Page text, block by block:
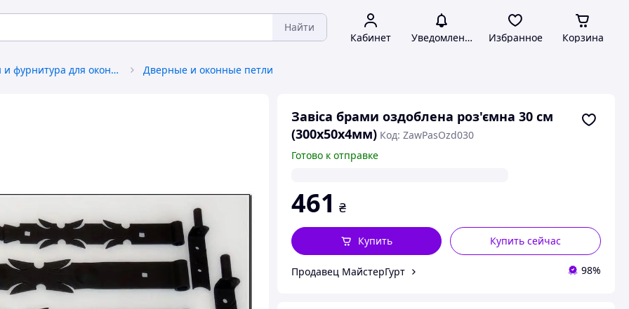
Найти
Кабинет Уведомления Избранное Корзина
Аксессуары и фурнитура для окон и дверей Дверные и оконные петли
Завіса брами оздоблена роз'ємна 30 см
(300х50х4мм) Код: ZawPasOzd030
Готово к отправке
461 ₴
Купить сейчас
Купить
Продавец МайстерГурт 98%